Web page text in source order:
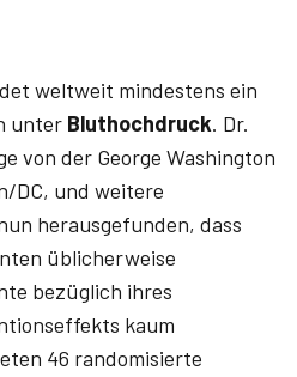
weltweit mindestens ein
unter Bluthochdruck. Dr.
von der George Washington
DC, und weitere
herausgefunden, dass
üblicherweise
bezüglich ihres
kaum
46 randomisierte